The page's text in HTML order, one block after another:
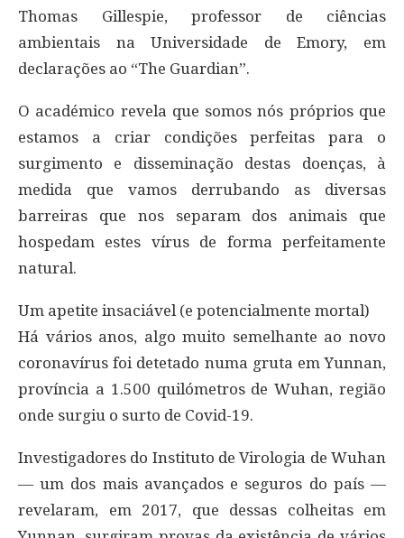
Thomas Gillespie, professor de ciências
ambientais na Universidade de Emory, em
declarações ao “The Guardian”.
O académico revela que somos nós próprios que
estamos a criar condições perfeitas para o
surgimento e disseminação destas doenças, à
medida que vamos derrubando as diversas
barreiras que nos separam dos animais que
hospedam estes vírus de forma perfeitamente
natural.
Um apetite insaciável (e potencialmente mortal)
Há vários anos, algo muito semelhante ao novo
coronavírus foi detetado numa gruta em Yunnan,
província a 1.500 quilómetros de Wuhan, região
onde surgiu o surto de Covid-19.
Investigadores do Instituto de Virologia de Wuhan
— um dos mais avançados e seguros do país —
revelaram, em 2017, que dessas colheitas em